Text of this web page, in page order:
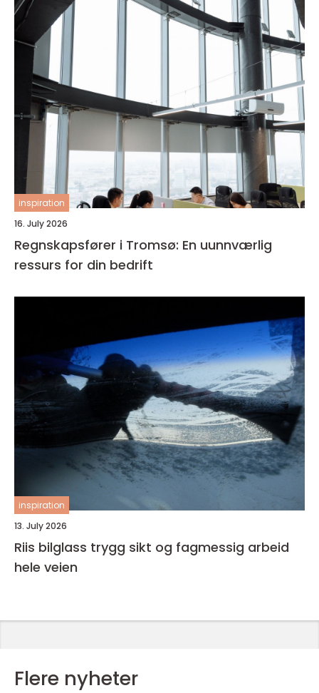
inspiration
16. July 2026
Regnskapsfører i Tromsø: En uunnværlig
ressurs for din bedrift
inspiration
13. July 2026
Riis bilglass trygg sikt og fagmessig arbeid
hele veien
Flere nyheter